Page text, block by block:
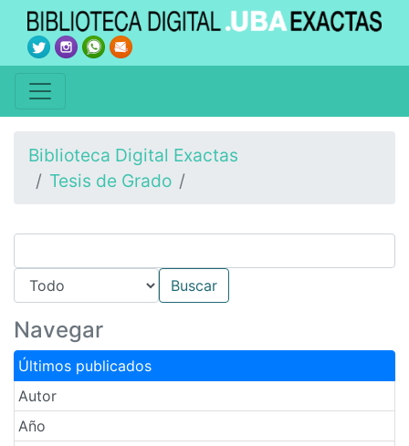
Biblioteca Digital Exactas
Tesis de Grado
Navegar
Últimos publicados
Autor
Año